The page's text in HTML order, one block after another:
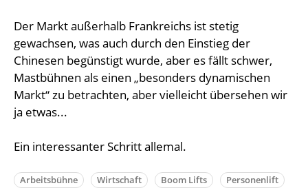
Der Markt außerhalb Frankreichs ist stetig
gewachsen, was auch durch den Einstieg der
Chinesen begünstigt wurde, aber es fällt schwer,
Mastbühnen als einen „besonders dynamischen
Markt“ zu betrachten, aber vielleicht übersehen wir
ja etwas...
Ein interessanter Schritt allemal.
Arbeitsbühne Wirtschaft Boom Lifts
Personenlift